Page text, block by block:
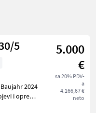
Filteri
5
5.000
€
sa 20% PDV-
a
4.166,67 €
neto
2024